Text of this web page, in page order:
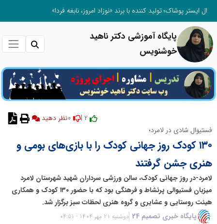
ال ایستر پوشاک؛ تولید کننده با برند «نوزاد امروز، نابغه فردا»
پایگاه آموزشی دکتر ناهید
خوشنویس
نظر دهید
فستیوال شادی در لامرد؛
۱۳۰ کودک روز جهانی کودک را با بازی‌های بومی و
هنری جشن گرفتند
لامرد-در روز جهانی کودک، سالن ورزشی سرداران شهید شهرستان لامرد
میزبان فستیوالی پرنشاط و فرهنگی بود که با حضور ۱۳۰ کودک و همکاری
هیئت روستایی و عشایری و گروه هنری لحظات سبز برگزار شد.
پایگاه خبری تصمیم 24
دوشنبه 21 مهر 1404 - 04:51